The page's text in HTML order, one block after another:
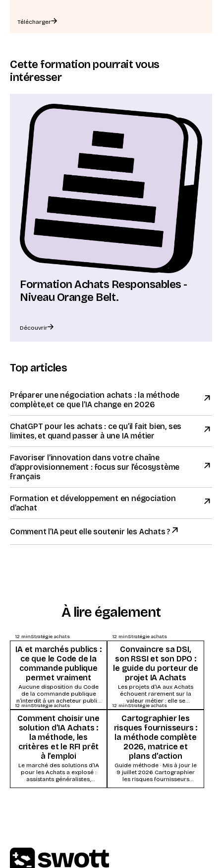
Télécharger
Cette formation pourrait vous
intéresser
Formation Achats Responsables -
Niveau Orange Belt.
Découvrir
Top articles
Préparer une négociation achats : la méthode
complète,et ce que l’IA change en 2026
ChatGPT pour les achats : ce qu’il fait bien, ses
limites, et quand passer à une IA métier
Favoriser l’innovation dans votre chaîne
d’approvisionnement : focus sur l’écosystème
français
Formation et développement en négociation
d’achat
Comment l’IA peut elle soutenir les Achats ?
À lire également
12 minStratégie achats
IA et marchés publics :
ce que le Code de la
commande publique
permet vraiment
Aucune disposition du Code
de la commande publique
n’interdit à un acheteur public
d’utiliser l’intelligence
artificielle. Ce qui s’impose,
ce...
12 minStratégie achats
Convaincre sa DSI,
son RSSI et son DPO :
le guide du porteur de
projet IA Achats
Les projets d’IA aux Achats
échouent rarement sur la
valeur métier : elle se
démontre vite. Ils s’enlisent
dans la...
12 minStratégie achats
Comment choisir une
solution d’IA Achats :
la méthode, les
critères et le RFI prêt
à l’emploi
Le marché des solutions d’IA
pour les Achats a explosé :
assistants généralistes,
12 minStratégie achats
Cartographier les
risques fournisseurs :
la méthode complète
2026, matrice et
plans d’action
Guide méthode · Mis à jour le
9 juillet 2026 Cartographier
les risques fournisseurs